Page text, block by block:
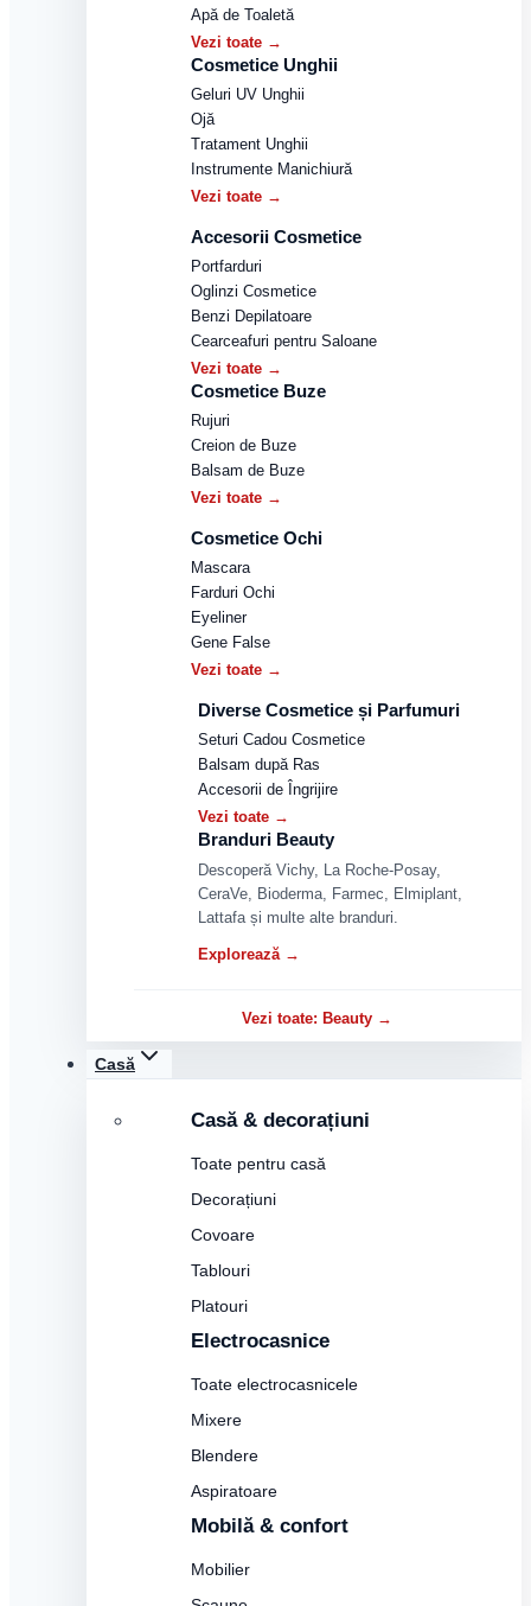
Apă de Toaletă
Vezi toate →
Cosmetice Unghii
Geluri UV Unghii
Ojă
Tratament Unghii
Instrumente Manichiură
Vezi toate →
Accesorii Cosmetice
Portfarduri
Oglinzi Cosmetice
Benzi Depilatoare
Cearceafuri pentru Saloane
Vezi toate →
Cosmetice Buze
Rujuri
Creion de Buze
Balsam de Buze
Vezi toate →
Cosmetice Ochi
Mascara
Farduri Ochi
Eyeliner
Gene False
Vezi toate →
Diverse Cosmetice și Parfumuri
Seturi Cadou Cosmetice
Balsam după Ras
Accesorii de Îngrijire
Vezi toate →
Branduri Beauty
Descoperă Vichy, La Roche-Posay,
CeraVe, Bioderma, Farmec, Elmiplant,
Lattafa și multe alte branduri.
Explorează →
Vezi toate: Beauty →
Casă
Casă & decorațiuni
Toate pentru casă
Decorațiuni
Covoare
Tablouri
Platouri
Electrocasnice
Toate electrocasnicele
Mixere
Blendere
Aspiratoare
Mobilă & confort
Mobilier